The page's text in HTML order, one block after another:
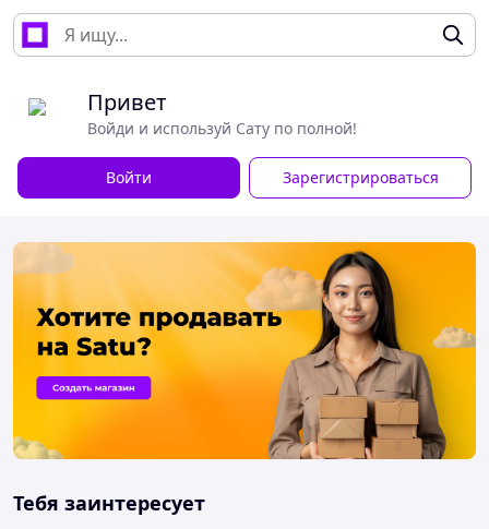
Привет
Войди и используй Сату по полной!
Войти Зарегистрироваться
Тебя заинтересует